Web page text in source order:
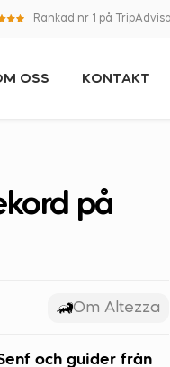
Rankad nr 1 på
Deutschland
Japan
OSS KONTAKT
på
Om Altezza
och guider från